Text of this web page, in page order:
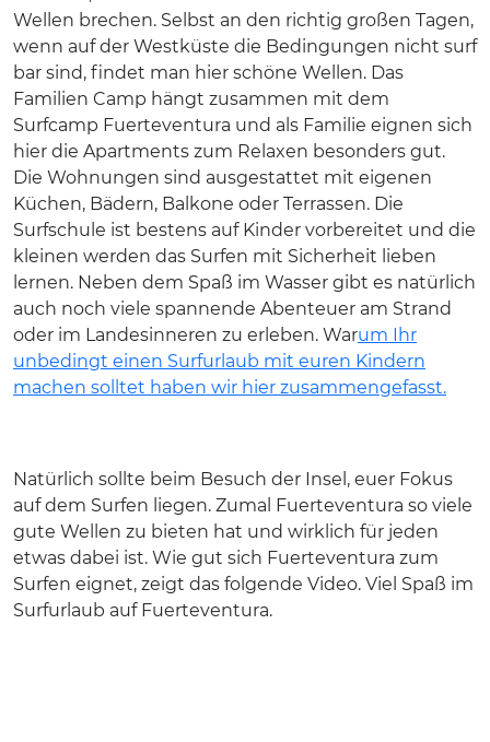
Wellen brechen. Selbst an den richtig großen Tagen,
wenn auf der Westküste die Bedingungen nicht surf
bar sind, findet man hier schöne Wellen. Das
Familien Camp hängt zusammen mit dem
Surfcamp Fuerteventura und als Familie eignen sich
hier die Apartments zum Relaxen besonders gut.
Die Wohnungen sind ausgestattet mit eigenen
Küchen, Bädern, Balkone oder Terrassen. Die
Surfschule ist bestens auf Kinder vorbereitet und die
kleinen werden das Surfen mit Sicherheit lieben
lernen. Neben dem Spaß im Wasser gibt es natürlich
auch noch viele spannende Abenteuer am Strand
oder im Landesinneren zu erleben. Warum Ihr
unbedingt einen Surfurlaub mit euren Kindern
machen solltet haben wir hier zusammengefasst.
Natürlich sollte beim Besuch der Insel, euer Fokus
auf dem Surfen liegen. Zumal Fuerteventura so viele
gute Wellen zu bieten hat und wirklich für jeden
etwas dabei ist. Wie gut sich Fuerteventura zum
Surfen eignet, zeigt das folgende Video. Viel Spaß im
Surfurlaub auf Fuerteventura.